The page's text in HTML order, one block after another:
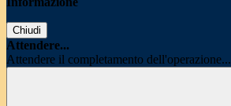
Chiudi
Attendere...
Attendere il completamento dell'operazione...